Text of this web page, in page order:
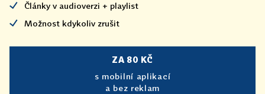
Články v audioverzi + playlist
Možnost kdykoliv zrušit
ZA 80 KČ
s mobilní aplikací
a bez reklam